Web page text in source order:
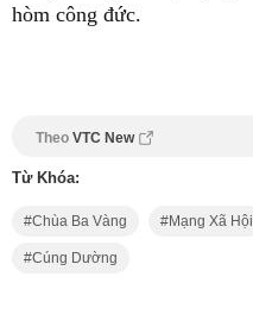
hòm công đức.
Theo VTC New
Từ Khóa:
Chùa Ba Vàng Mạng Xã Hội
Cúng Dường